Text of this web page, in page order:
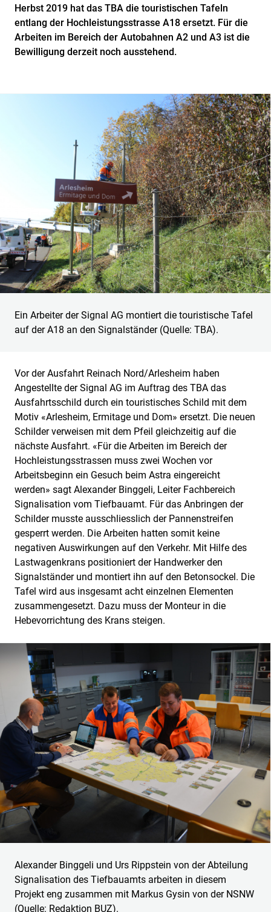
Herbst 2019 hat das TBA die touristischen Tafeln
entlang der Hochleistungsstrasse A18 ersetzt. Für die
Arbeiten im Bereich der Autobahnen A2 und A3 ist die
Bewilligung derzeit noch ausstehend.
Ein Arbeiter der Signal AG montiert die touristische Tafel
auf der A18 an den Signalständer (Quelle: TBA).
Vor der Ausfahrt Reinach Nord/Arlesheim haben
Angestellte der Signal AG im Auftrag des TBA das
Ausfahrtsschild durch ein touristisches Schild mit dem
Motiv «Arlesheim, Ermitage und Dom» ersetzt. Die neuen
Schilder verweisen mit dem Pfeil gleichzeitig auf die
nächste Ausfahrt. «Für die Arbeiten im Bereich der
Hochleistungsstrassen muss zwei Wochen vor
Arbeitsbeginn ein Gesuch beim Astra eingereicht
werden» sagt Alexander Binggeli, Leiter Fachbereich
Signalisation vom Tiefbauamt. Für das Anbringen der
Schilder musste ausschliesslich der Pannenstreifen
gesperrt werden. Die Arbeiten hatten somit keine
negativen Auswirkungen auf den Verkehr. Mit Hilfe des
Lastwagenkrans positioniert der Handwerker den
Signalständer und montiert ihn auf den Betonsockel. Die
Tafel wird aus insgesamt acht einzelnen Elementen
zusammengesetzt. Dazu muss der Monteur in die
Hebevorrichtung des Krans steigen.
Alexander Binggeli und Urs Rippstein von der Abteilung
Signalisation des Tiefbauamts arbeiten in diesem
Projekt eng zusammen mit Markus Gysin von der NSNW
(Quelle: Redaktion BUZ).